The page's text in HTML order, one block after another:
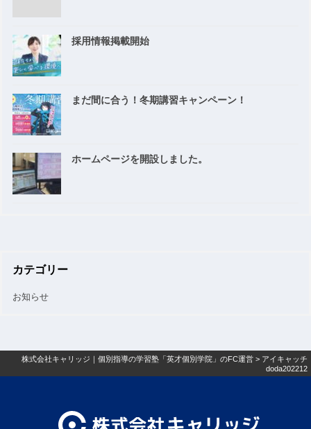
採用情報掲載開始
まだ間に合う！冬期講習キャンペーン！
ホームページを開設しました。
カテゴリー
お知らせ
株式会社キャリッジ｜個別指導の学習塾「英才個別学院」のFC運営 > アイキャッチ
doda202212